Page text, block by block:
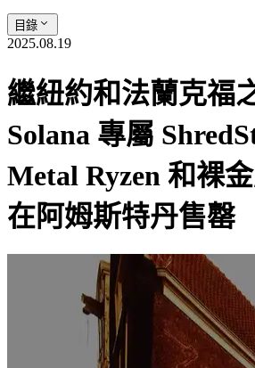
目錄
2025.08.19
繼紐約和法蘭克福
Solana 專屬
Metal Ryzen 和裸
在阿姆斯特丹售罄